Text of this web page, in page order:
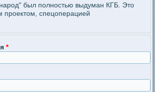
был полностью выдуман КГБ. Это
проектом, спецоперацией
*